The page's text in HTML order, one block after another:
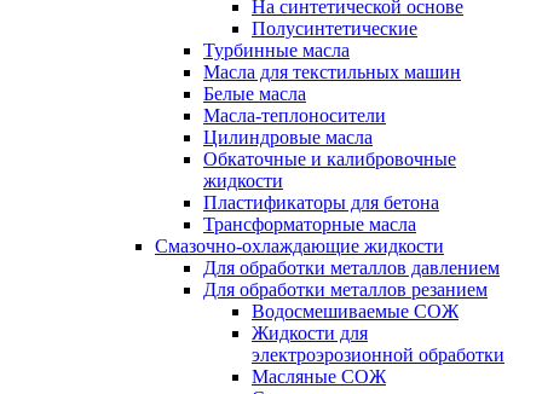
На синтетической основе
Полусинтетические
Турбинные масла
Масла для текстильных машин
Белые масла
Масла-теплоносители
Цилиндровые масла
Обкаточные и калибровочные
жидкости
Пластификаторы для бетона
Трансформаторные масла
Смазочно-охлаждающие жидкости
Для обработки металлов давлением
Для обработки металлов резанием
Водосмешиваемые СОЖ
Жидкости для
электроэрозионной обработки
Масляные СОЖ